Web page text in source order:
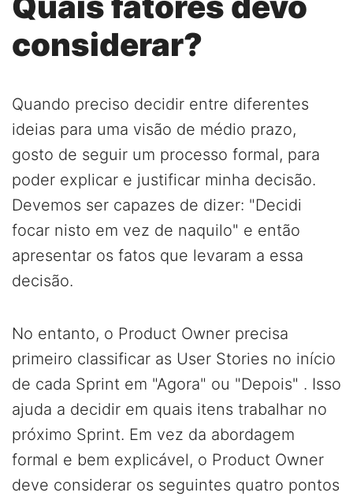
considerar?
Quando preciso decidir entre diferentes
ideias para uma visão de médio prazo,
gosto de seguir um processo formal, para
poder explicar e justificar minha decisão.
Devemos ser capazes de dizer: "Decidi
focar nisto em vez de naquilo" e então
apresentar os fatos que levaram a essa
decisão.
No entanto, o Product Owner precisa
primeiro classificar as User Stories no início
de cada Sprint em "Agora" ou "Depois" . Isso
ajuda a decidir em quais itens trabalhar no
próximo Sprint. Em vez da abordagem
formal e bem explicável, o Product Owner
deve considerar os seguintes quatro pontos